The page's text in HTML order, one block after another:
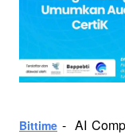
Bittime -  AI